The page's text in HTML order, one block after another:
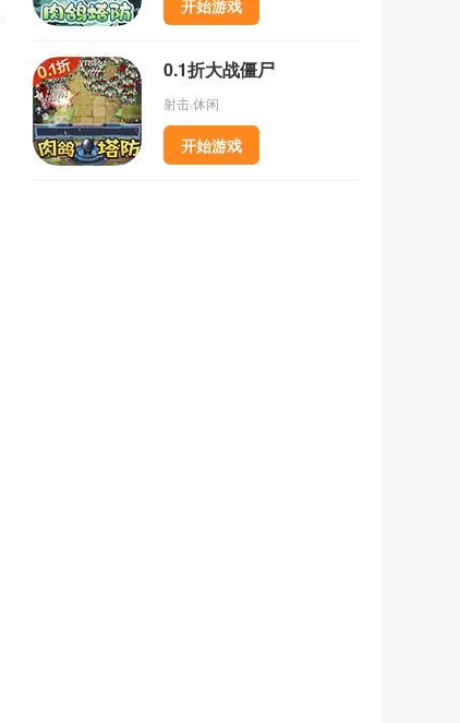
开始游戏
0.1折大战僵尸
射击·休闲
开始游戏